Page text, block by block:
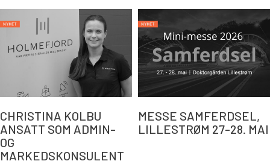
CHRISTINA KOLBU
ANSATT SOM ADMIN-
OG
MARKEDSKONSULENT
MESSE SAMFERDSEL,
LILLESTRØM 27-28. MAI